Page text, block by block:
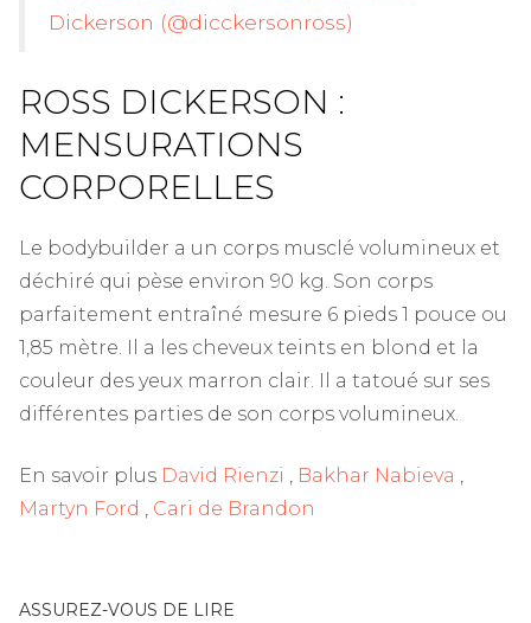
Dickerson (@dicckersonross)
ROSS DICKERSON :
MENSURATIONS
CORPORELLES
Le bodybuilder a un corps musclé volumineux et
déchiré qui pèse environ 90 kg. Son corps
parfaitement entraîné mesure 6 pieds 1 pouce ou
1,85 mètre. Il a les cheveux teints en blond et la
couleur des yeux marron clair. Il a tatoué sur ses
différentes parties de son corps volumineux.
En savoir plus David Rienzi , Bakhar Nabieva ,
Martyn Ford , Cari de Brandon
ASSUREZ-VOUS DE LIRE